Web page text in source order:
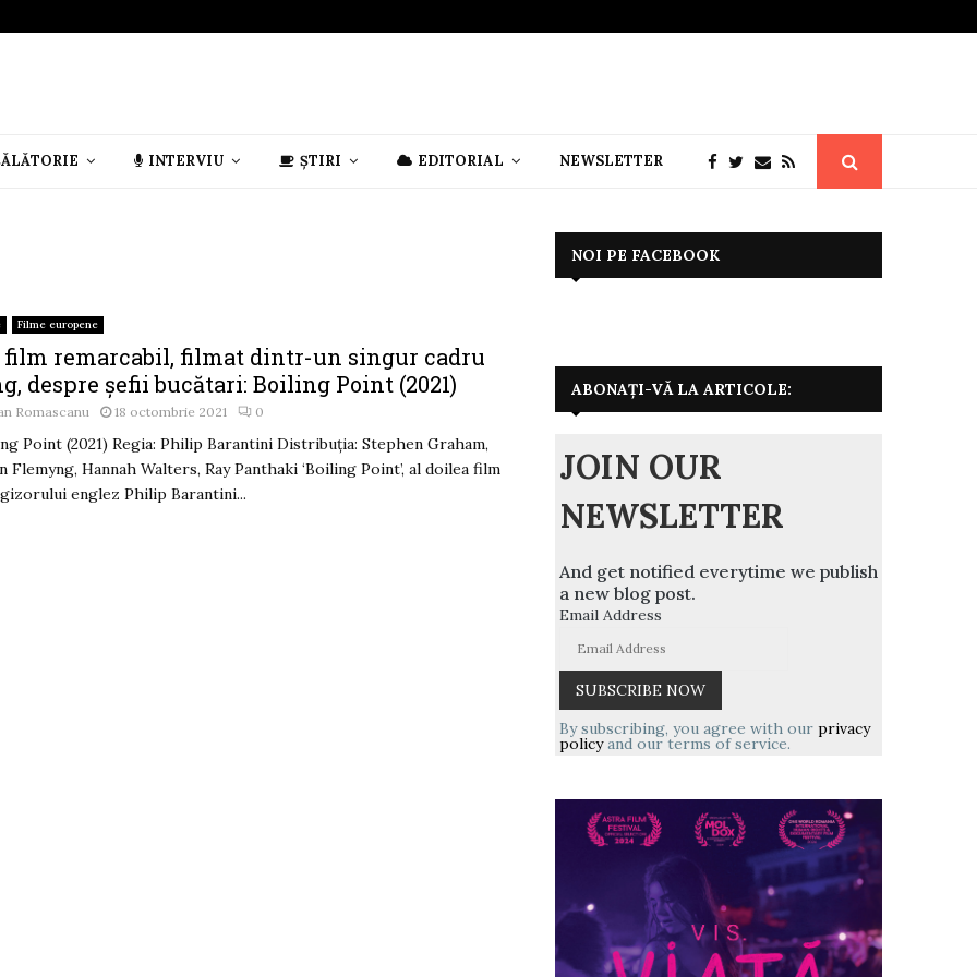
INTERVIU ȘTIRI EDITORIAL NEWSLETTER
Filme europene
film remarcabil, filmat dintr-un singur cadru
despre șefii bucătari: Boiling Point (2021)
Romascanu 18 octombrie 2021 0
Point (2021) Regia: Philip Barantini Distribuția: Stephen Graham,
Flemyng, Hannah Walters, Ray Panthaki ‘Boiling Point’, al doilea film
englez Philip Barantini...
NOI PE FACEBOOK
ABONAȚI-VĂ LA ARTICOLE:
JOIN OUR
NEWSLETTER
And get notified everytime we publish
a new blog post.
Email Address
By subscribing, you agree with our privacy
policyand our terms of service.